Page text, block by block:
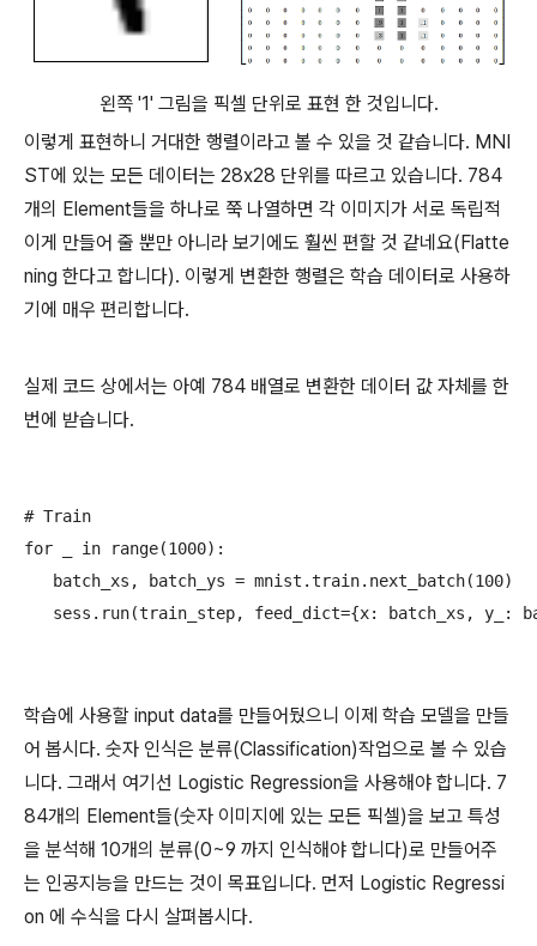
왼쪽 '1' 그림을 픽셀 단위로 표현 한 것입니다.
이렇게 표현하니 거대한 행렬이라고 볼 수 있을 것 같습니다. MNI
ST에 있는 모든 데이터는 28x28 단위를 따르고 있습니다. 784
개의 Element들을 하나로 쭉 나열하면 각 이미지가 서로 독립적
이게 만들어 줄 뿐만 아니라 보기에도 훨씬 편할 것 같네요(Flatte
ning 한다고 합니다). 이렇게 변환한 행렬은 학습 데이터로 사용하
기에 매우 편리합니다.
실제 코드 상에서는 아예 784 배열로 변환한 데이터 값 자체를 한
번에 받습니다.
# Train
for _ in range(1000):
   batch_xs, batch_ys = mnist.train.next_batch(100)
학습에 사용할 input data를 만들어뒀으니 이제 학습 모델을 만들
어 봅시다. 숫자 인식은 분류(Classification)작업으로 볼 수 있습
니다. 그래서 여기선 Logistic Regression을 사용해야 합니다. 7
84개의 Element들(숫자 이미지에 있는 모든 픽셀)을 보고 특성
을 분석해 10개의 분류(0~9 까지 인식해야 합니다)로 만들어주
는 인공지능을 만드는 것이 목표입니다. 먼저 Logistic Regressi
on 에 수식을 다시 살펴봅시다.